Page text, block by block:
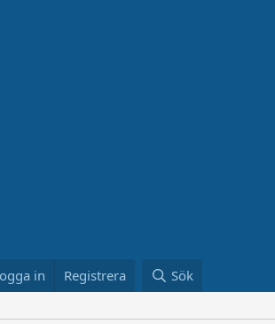
in Registrera Sök